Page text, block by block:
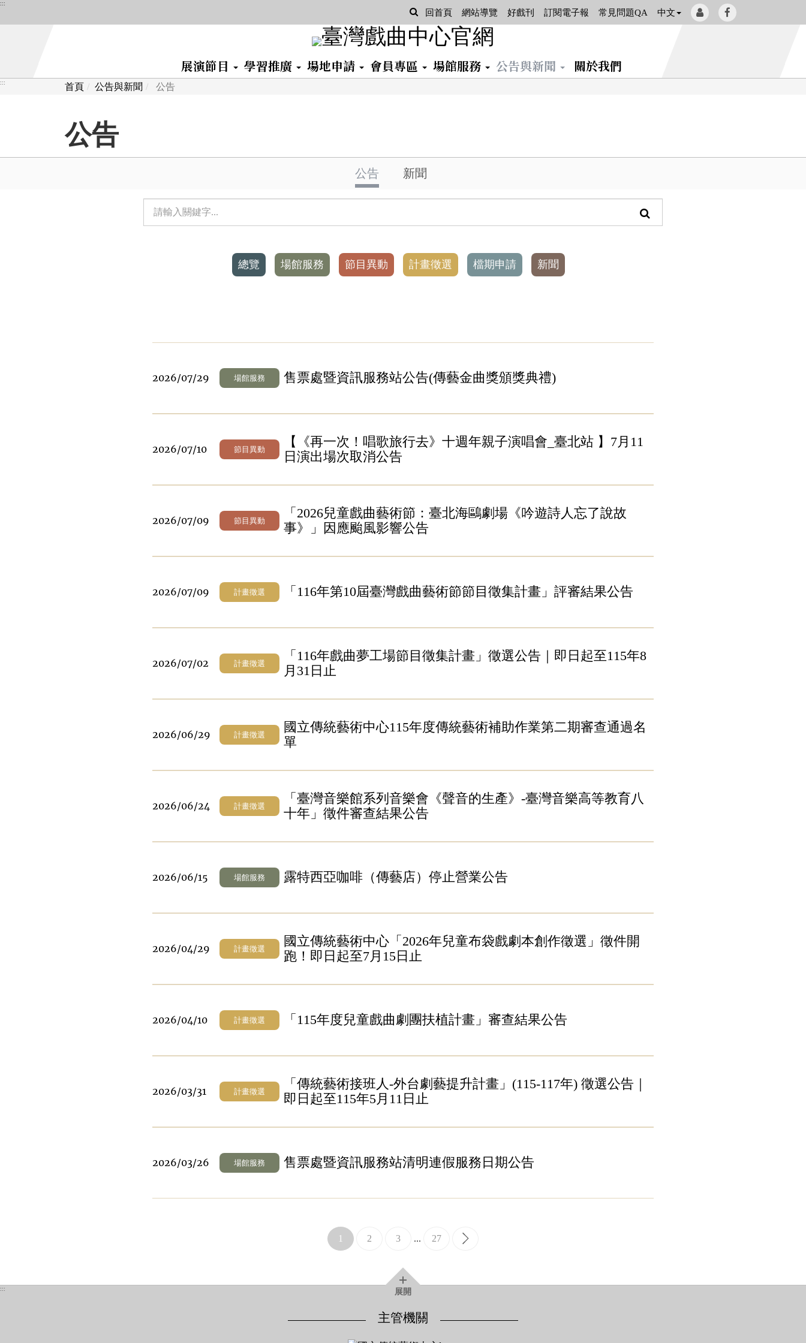
跳
到
容
:::
查
詢
回首頁 網站導覽 好戲刊 訂閱電子報 常見問題QA 中文
會
Facebook[另
窗]
展演節目 學習推廣 場地申請 會員專區 場館服務 公告與新聞 關於我們
::: 首頁 公告與新聞 公告
公告
公告 新聞
元
總覽 場館服務 節目異動 計畫徵選 檔期申請 新聞
2026/07/29 場館服務 售票處暨資訊服務站公告(傳藝金曲獎頒獎典禮)
2026/07/10 節目異動
【《再一次！唱歌旅行去》十週年親子演唱會_臺北站 】7月11
日演出場次取消公告
2026/07/09 節目異動
「2026兒童戲曲藝術節：臺北海鷗劇場《吟遊詩人忘了說故
事》」因應颱風影響公告
2026/07/09 計畫徵選 「116年第10屆臺灣戲曲藝術節節目徵集計畫」評審結果公告
2026/07/02 計畫徵選
「116年戲曲夢工場節目徵集計畫」徵選公告｜即日起至115年8
月31日止
2026/06/29 計畫徵選
國立傳統藝術中心115年度傳統藝術補助作業第二期審查通過名
單
2026/06/24 計畫徵選
「臺灣音樂館系列音樂會《聲音的生產》-臺灣音樂高等教育八
十年」徵件審查結果公告
2026/06/15 場館服務 露特西亞咖啡（傳藝店）停止營業公告
2026/04/29 計畫徵選
國立傳統藝術中心「2026年兒童布袋戲劇本創作徵選」徵件開
跑！即日起至7月15日止
2026/04/10 計畫徵選 「115年度兒童戲曲劇團扶植計畫」審查結果公告
2026/03/31 計畫徵選
「傳統藝術接班人-外台劇藝提升計畫」(115-117年) 徵選公告｜
即日起至115年5月11日止
2026/03/26 場館服務 售票處暨資訊服務站清明連假服務日期公告
1 2 3 ... 27
::: 展開
主管機關